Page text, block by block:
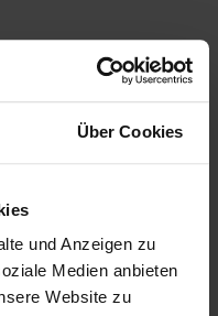
Über Cookies
und Anzeigen zu
Medien anbieten
Website zu